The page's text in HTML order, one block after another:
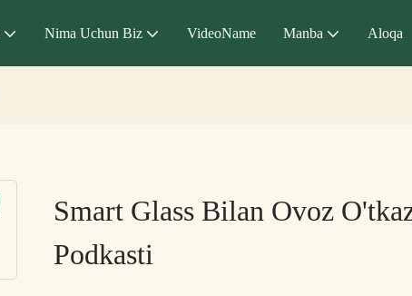
Nima Uchun Biz VideoName Manba Aloqa
Smart Glass Bilan Ovoz
Podkasti